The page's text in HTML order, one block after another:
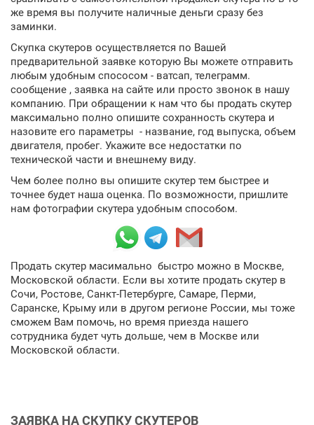
же время вы получите наличные деньги сразу без
заминки.
Скупка скутеров осуществляется по Вашей
предварительной заявке которую Вы можете отправить
любым удобным спососом - ватсап, телеграмм.
сообщение , заявка на сайте или просто звонок в нашу
компанию. При обращении к нам что бы продать скутер
максимально полно опишите сохранность скутера и
назовите его параметры - название, год выпуска, объем
двигателя, пробег. Укажите все недостатки по
технической части и внешнему виду.
Чем более полно вы опишите скутер тем быстрее и
точнее будет наша оценка. По возможности, пришлите
нам фотографии скутера удобным способом.
Продать скутер масимально быстро можно в Москве,
Московской области. Если вы хотите продать скутер в
Сочи, Ростове, Санкт-Петербурге, Самаре, Перми,
Саранске, Крыму или в другом регионе России, мы тоже
сможем Вам помочь, но время приезда нашего
сотрудника будет чуть дольше, чем в Москве или
Московской области.
ЗАЯВКА НА СКУПКУ СКУТЕРОВ